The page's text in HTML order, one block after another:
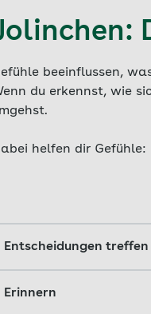
beeinflussen,
du erkennst, wie
helfen dir Gefühle:
Entscheidungen treffen
damit du dieses Gefühl
Erinnern